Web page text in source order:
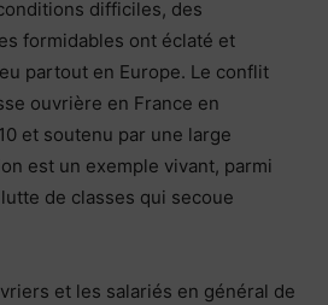
difficiles, des
formidables ont éclaté et
partout en Europe. Le conflit
ouvrière en France en
et soutenu par une large
est un exemple vivant, parmi
de classes qui secoue
et les salariés en général de